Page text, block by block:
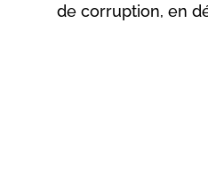
de corruption, en